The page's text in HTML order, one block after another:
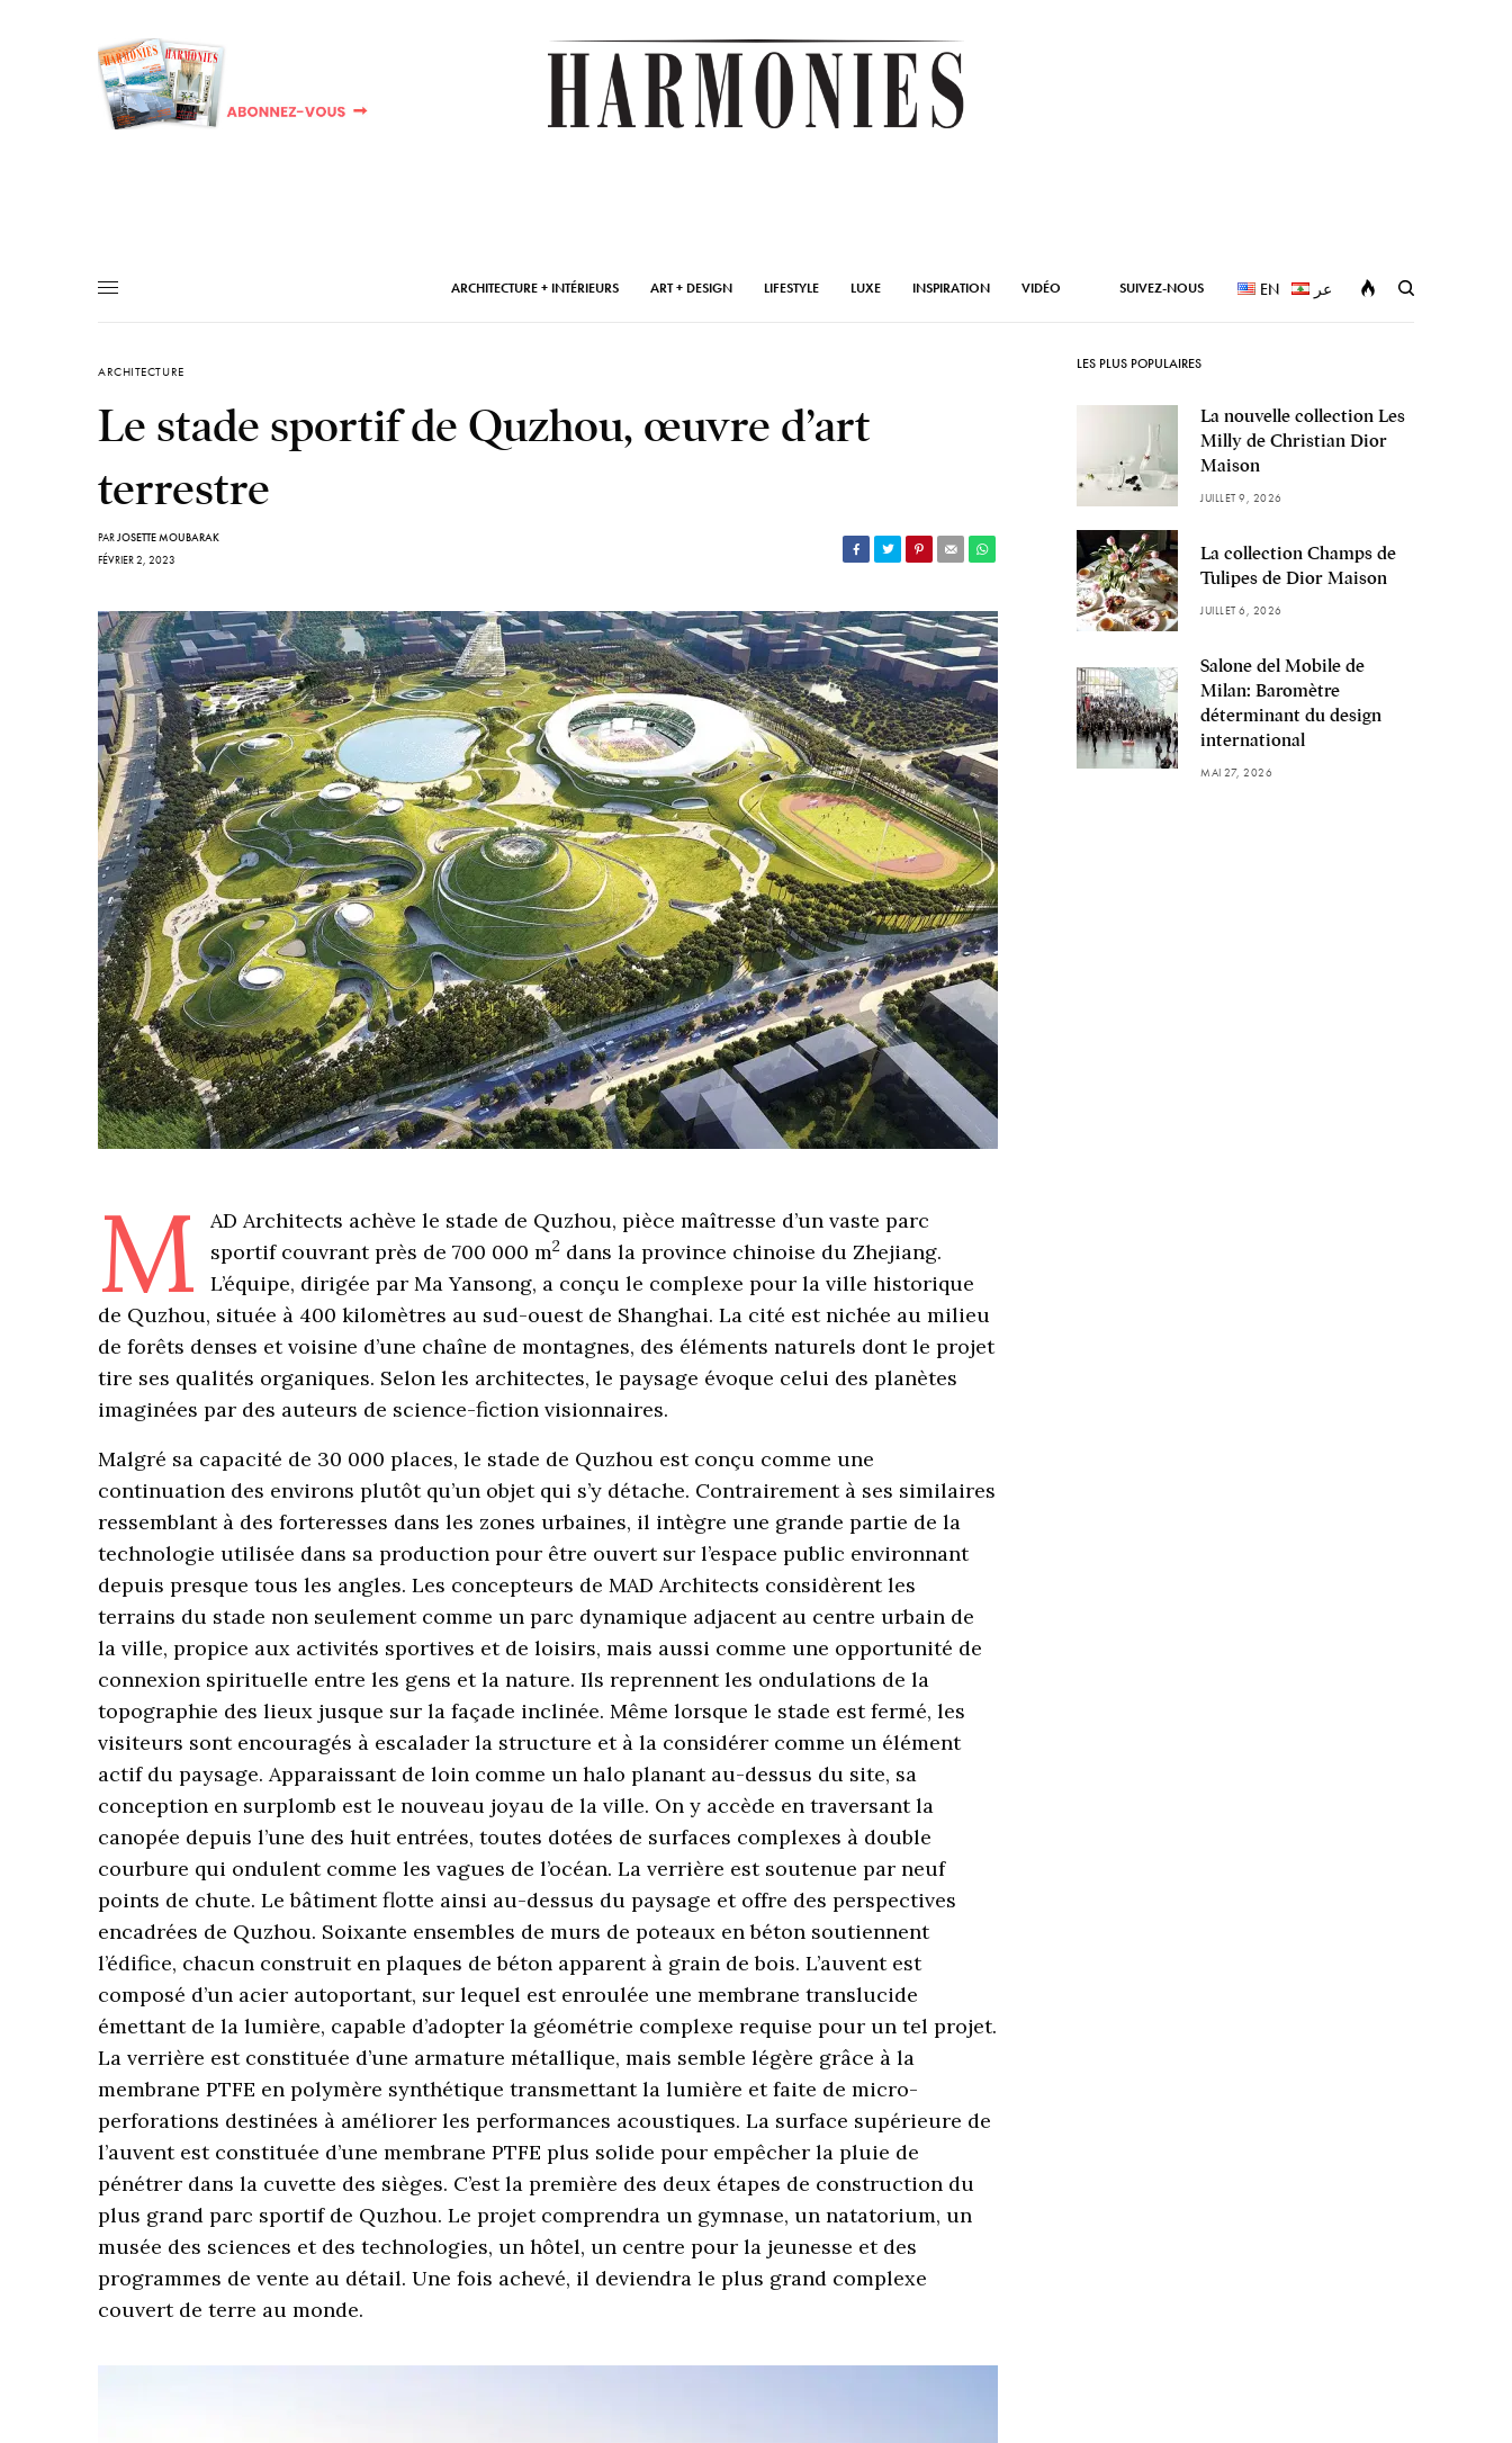
ARCHITECTURE + INTÉRIEURS ART + DESIGN LIFESTYLE LUXE INSPIRATION VIDÉO SUIVEZ-NOUS EN عر
ARCHITECTURE
Le stade sportif de Quzhou, œuvre d’art
terrestre
PARJOSETTE MOUBARAK
FÉVRIER 2, 2023
M
AD Architects achève le stade de Quzhou, pièce maîtresse d’un vaste parc
sportif couvrant près de 700 000 m2dans la province chinoise du Zhejiang.
L’équipe, dirigée par Ma Yansong, a conçu le complexe pour la ville historique
de Quzhou, située à 400 kilomètres au sud-ouest de Shanghai. La cité est nichée au milieu
de forêts denses et voisine d’une chaîne de montagnes, des éléments naturels dont le projet
tire ses qualités organiques. Selon les architectes, le paysage évoque celui des planètes
imaginées par des auteurs de science-fiction visionnaires.
Malgré sa capacité de 30 000 places, le stade de Quzhou est conçu comme une
continuation des environs plutôt qu’un objet qui s’y détache. Contrairement à ses similaires
ressemblant à des forteresses dans les zones urbaines, il intègre une grande partie de la
technologie utilisée dans sa production pour être ouvert sur l’espace public environnant
depuis presque tous les angles. Les concepteurs de MAD Architects considèrent les
terrains du stade non seulement comme un parc dynamique adjacent au centre urbain de
la ville, propice aux activités sportives et de loisirs, mais aussi comme une opportunité de
connexion spirituelle entre les gens et la nature. Ils reprennent les ondulations de la
topographie des lieux jusque sur la façade inclinée. Même lorsque le stade est fermé, les
visiteurs sont encouragés à escalader la structure et à la considérer comme un élément
actif du paysage. Apparaissant de loin comme un halo planant au-dessus du site, sa
conception en surplomb est le nouveau joyau de la ville. On y accède en traversant la
canopée depuis l’une des huit entrées, toutes dotées de surfaces complexes à double
courbure qui ondulent comme les vagues de l’océan. La verrière est soutenue par neuf
points de chute. Le bâtiment flotte ainsi au-dessus du paysage et offre des perspectives
encadrées de Quzhou. Soixante ensembles de murs de poteaux en béton soutiennent
l’édifice, chacun construit en plaques de béton apparent à grain de bois. L’auvent est
composé d’un acier autoportant, sur lequel est enroulée une membrane translucide
émettant de la lumière, capable d’adopter la géométrie complexe requise pour un tel projet.
La verrière est constituée d’une armature métallique, mais semble légère grâce à la
membrane PTFE en polymère synthétique transmettant la lumière et faite de micro-
perforations destinées à améliorer les performances acoustiques. La surface supérieure de
l’auvent est constituée d’une membrane PTFE plus solide pour empêcher la pluie de
pénétrer dans la cuvette des sièges. C’est la première des deux étapes de construction du
plus grand parc sportif de Quzhou. Le projet comprendra un gymnase, un natatorium, un
musée des sciences et des technologies, un hôtel, un centre pour la jeunesse et des
programmes de vente au détail. Une fois achevé, il deviendra le plus grand complexe
couvert de terre au monde.
LES PLUS POPULAIRES
La nouvelle collection Les
Milly de Christian Dior
Maison
JUILLET 9, 2026
La collection Champs de
Tulipes de Dior Maison
JUILLET 6, 2026
Salone del Mobile de
Milan: Baromètre
déterminant du design
international
MAI 27, 2026